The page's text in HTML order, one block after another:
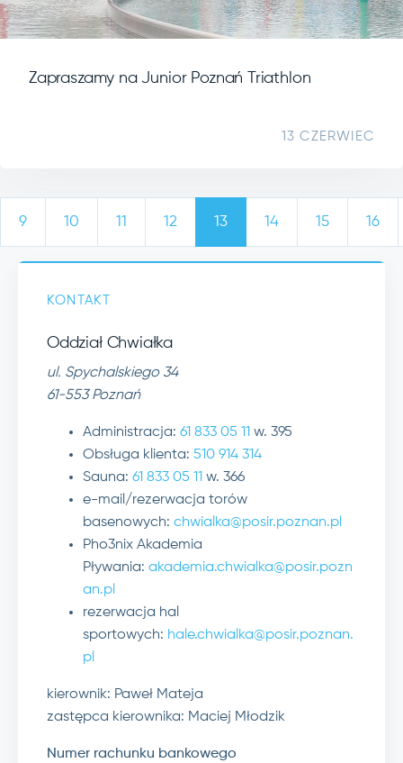
Zapraszamy na Junior Poznań Triathlon
13 CZERWIEC
9 10 11 12 13 14 15 16
KONTAKT
Oddział Chwiałka
ul. Spychalskiego 34
61-553 Poznań
Administracja: 61 833 05 11 w. 395
Obsługa klienta: 510 914 314
Sauna: 61 833 05 11 w. 366
e-mail/rezerwacja torów
basenowych: chwialka@posir.poznan.pl
Pho3nix Akademia
Pływania: akademia.chwialka@posir.pozn
an.pl
rezerwacja hal
sportowych: hale.chwialka@posir.poznan.
pl
kierownik: Paweł Mateja
zastępca kierownika: Maciej Młodzik
Numer rachunku bankowego